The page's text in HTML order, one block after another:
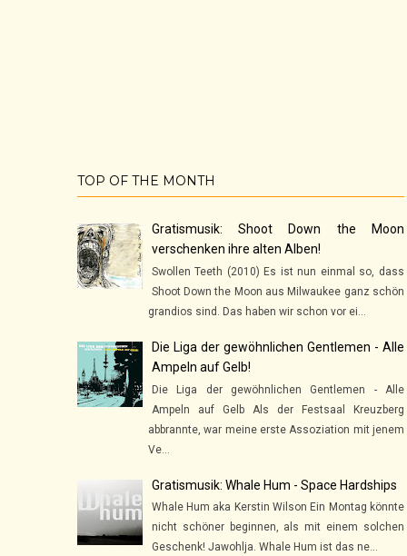
TOP OF THE MONTH
Gratismusik: Shoot Down the Moon
verschenken ihre alten Alben!
Swollen Teeth (2010) Es ist nun einmal so, dass
Shoot Down the Moon aus Milwaukee ganz schön
grandios sind. Das haben wir schon vor ei...
Die Liga der gewöhnlichen Gentlemen - Alle
Ampeln auf Gelb!
Die Liga der gewöhnlichen Gentlemen - Alle
Ampeln auf Gelb Als der Festsaal Kreuzberg
abbrannte, war meine erste Assoziation mit jenem
Ve...
Gratismusik: Whale Hum - Space Hardships
Whale Hum aka Kerstin Wilson Ein Montag könnte
nicht schöner beginnen, als mit einem solchen
Geschenk! Jawohlja. Whale Hum ist das ne...